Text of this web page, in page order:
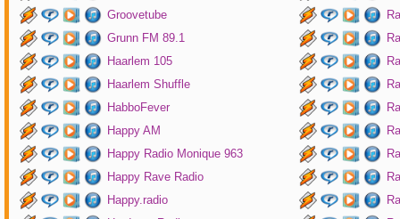
Groovetube
Grunn FM 89.1
Haarlem 105
Haarlem Shuffle
HabboFever
Happy AM
Happy Radio Monique 963
Happy Rave Radio
Happy.radio